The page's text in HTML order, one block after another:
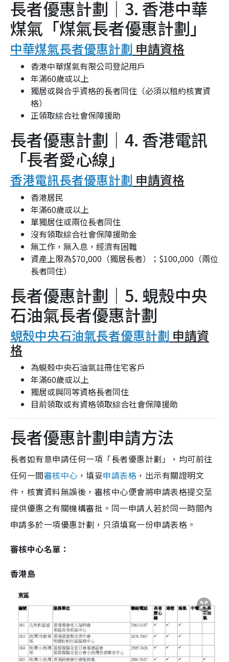
長者優惠計劃｜3. 香港中華
煤氣「煤氣長者優惠計劃」
中華煤氣長者優惠計劃 申請資格
香港中華煤氣有限公司登記用戶
年滿60歲或以上
獨居或與合乎資格的長者同住（必須以租約核實資
格）
正領取綜合社會保障援助
長者優惠計劃｜4. 香港電訊
「長者愛心線」
香港電訊長者優惠計劃 申請資格
香港居民
年滿60歲或以上
單獨居住或兩位長者同住
沒有領取綜合社會保障援助金
無工作，無入息，經濟有困難
資產上限為$70,000（獨居長者）；$100,000（兩位
長者同住）
長者優惠計劃｜5. 蜆殼中央
石油氣長者優惠計劃
蜆殼中央石油氣長者優惠計劃 申請資
格
為蜆殼中央石油氣註冊住宅客戶
年滿60歲或以上
獨居或與同等資格長者同住
目前領取或有資格領取綜合社會保障援助
長者優惠計劃申請方法
長者如有意申請任何一項「長者優惠計劃」，均可前往
任何一間審核中心 ，填妥申請表格 ，出示有關證明文
件，核實資料無誤後，審核中心便會將申請表格提交至
提供優惠之有關機構審批。同一申請人若於同一時間內
申請多於一項優惠計劃，只須填寫一份申請表格。
審核中心名單：
香港島